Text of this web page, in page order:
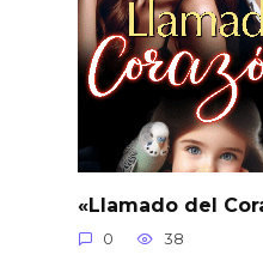
«Llamado del
0 38